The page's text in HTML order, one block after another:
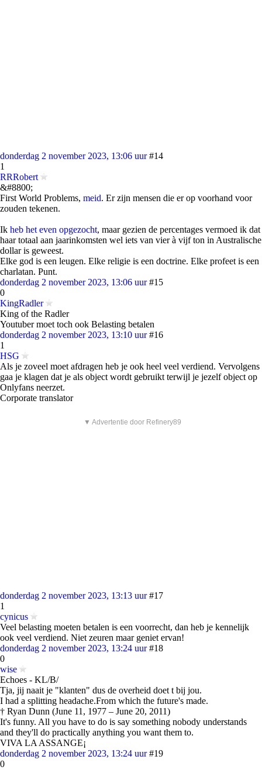
donderdag 2 november 2023, 13:06 uur #14
1
RRRobert
&#8800;
First World Problems, meid. Er zijn mensen die er op voorhand voor
zouden tekenen.
Ik heb het even opgezocht, maar gezien de percentages vermoed ik dat
haar totaal aan jaarinkomsten wel iets van vier à vijf ton in Australische
dollar is geweest.
Elke god is een leugen. Elke religie is een doctrine. Elke profeet is een
charlatan. Punt.
donderdag 2 november 2023, 13:06 uur #15
0
KingRadler
King of the Radler
Youtuber moet toch ook Belasting betalen
donderdag 2 november 2023, 13:10 uur #16
1
HSG
Als je zoveel moet afdragen heb je ook heel veel verdiend. Vervolgens
gaa je klagen dat je als object wordt gebruikt terwijl je jezelf object op
Onlyfans neerzet.
Corporate translator
▼ Advertentie door Refinery89
donderdag 2 november 2023, 13:13 uur #17
1
cynicus
Veel belasting moeten betalen is een voorrecht, dan heb je kennelijk
ook veel verdiend. Niet zeuren maar geniet ervan!
donderdag 2 november 2023, 13:24 uur #18
0
wise
Echoes - KL/B/
Tja, jij naait je "klanten" dus de overheid doet t bij jou.
I had a splitting headache.From which the future's made.
† Ryan Dunn (June 11, 1977 – June 20, 2011)
It's funny. All you have to do is say something nobody understands
and they'll do practically anything you want them to.
VIVA LA ASSANGE¡
donderdag 2 november 2023, 13:24 uur #19
0